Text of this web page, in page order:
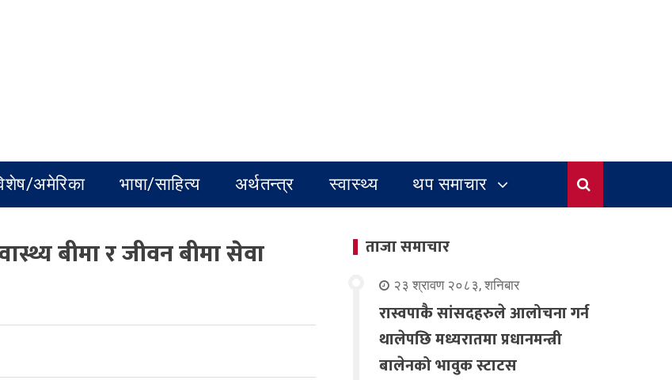
अमेरिका भाषा/साहित्य अर्थतन्त्र स्वास्थ्य थप समाचार
बीमा र जीवन बीमा सेवा ताजा समाचार
२३ श्रावण २०८३, शनिबार
रास्वपाकै सांसदहरुले आलोचना गर्न
थालेपछि मध्यरातमा प्रधानमन्त्री
बालेनको भावुक स्टाटस